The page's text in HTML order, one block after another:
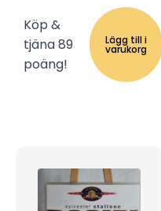
Köp &
tjäna 89
poäng!
Lägg till i
varukorg